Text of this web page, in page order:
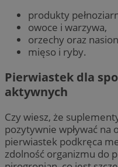
produkty
owoce i warzywa,
orzechy oraz
mięso i ryby.
Pierwiastek dla
aktywnych
Czy wiesz, że
pozytywnie wpływać na
pierwiastek podkręca
zdolność organizmu do